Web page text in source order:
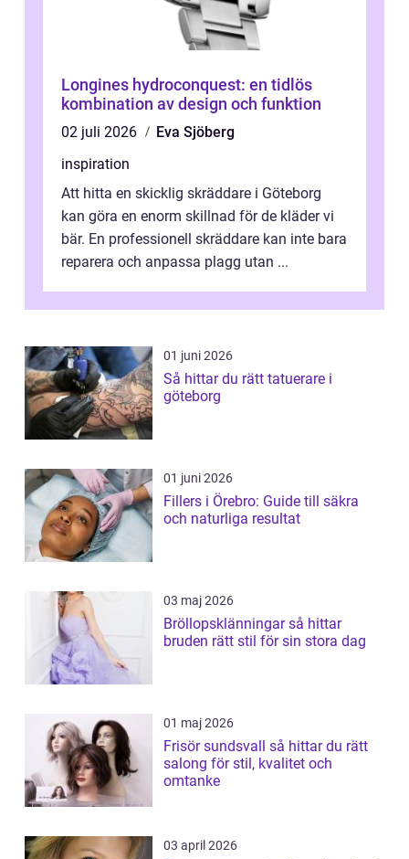
Longines hydroconquest: en tidlös
kombination av design och funktion
02 juli 2026
Eva Sjöberg
inspiration
Att hitta en skicklig skräddare i Göteborg
kan göra en enorm skillnad för de kläder vi
bär. En professionell skräddare kan inte bara
reparera och anpassa plagg utan ...
01 juni 2026
Så hittar du rätt tatuerare i
göteborg
01 juni 2026
Fillers i Örebro: Guide till säkra
och naturliga resultat
03 maj 2026
Bröllopsklänningar så hittar
bruden rätt stil för sin stora dag
01 maj 2026
Frisör sundsvall så hittar du rätt
salong för stil, kvalitet och
omtanke
03 april 2026